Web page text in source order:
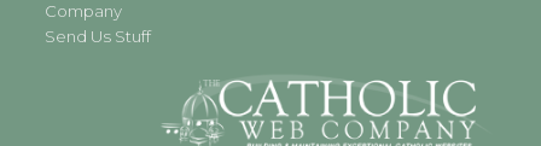
Company
Send Us Stuff